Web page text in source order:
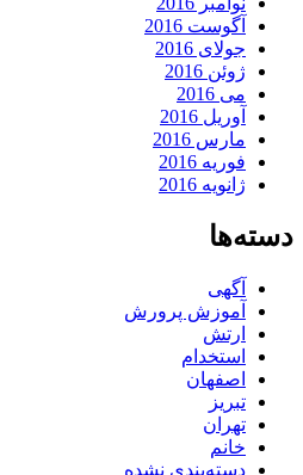
آگوست 2016
جولای 2016
ژوئن 2016
می 2016
آوریل 2016
مارس 2016
فوریه 2016
ژانویه 2016
دسته‌ها
آگهی
آموزش پرورش
ارتش
استخدام
اصفهان
تبریز
تهران
خانم
دسته‌بندی نشده